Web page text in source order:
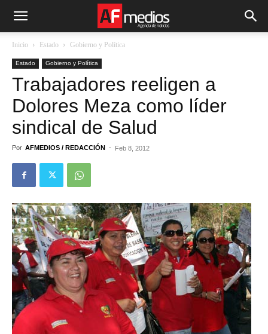
Inicio Estado Gobierno y Política
Estado Gobierno y Política
Trabajadores reeligen a
Dolores Meza como líder
sindical de Salud
Por AFMEDIOS / REDACCIÓN - Feb 8, 2012